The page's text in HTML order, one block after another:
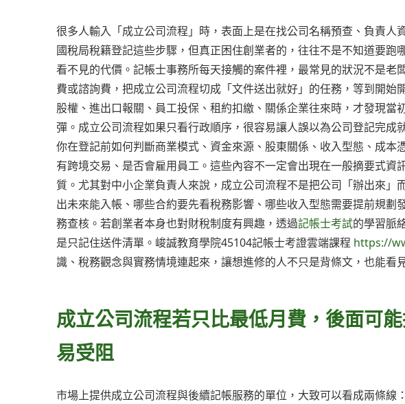
很多人輸入「成立公司流程」時，表面上是在找公司名稱預查、負責人
國稅局稅籍登記這些步驟，但真正困住創業者的，往往不是不知道要
看不見的代價。記帳士事務所每天接觸的案件裡，最常見的狀況不是老
費或諮詢費，把成立公司流程切成「文件送出就好」的任務，等到開
股權、進出口報關、員工投保、租約扣繳、關係企業往來時，才發現
彈。成立公司流程如果只看行政順序，很容易讓人誤以為公司登記完
你在登記前如何判斷商業模式、資金來源、股東關係、收入型態、成
有跨境交易、是否會雇用員工。這些內容不一定會出現在一般摘要式
質。尤其對中小企業負責人來說，成立公司流程不是把公司「辦出來
出未來能入帳、哪些合約要先看稅務影響、哪些收入型態需要提前規
務查核。若創業者本身也對財稅制度有興趣，透過記帳士考試的學習脈
是只記住送件清單。峻誠教育學院45104記帳士考證雲端課程 https://
識、稅務觀念與實務情境連起來，讓想進修的人不只是背條文，也能看
成立公司流程若只比最低月費，後面可
易受阻
市場上提供成立公司流程與後續記帳服務的單位，大致可以看成兩條線